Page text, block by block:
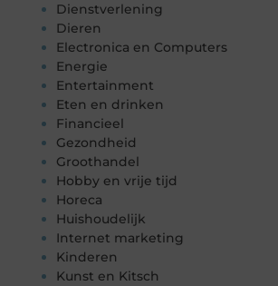
Dienstverlening
Dieren
Electronica en Computers
Energie
Entertainment
Eten en drinken
Financieel
Gezondheid
Groothandel
Hobby en vrije tijd
Horeca
Huishoudelijk
Internet marketing
Kinderen
Kunst en Kitsch